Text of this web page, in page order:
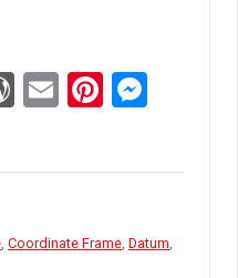
W
d
es
E
ail
Pi
er
t
se
g
, Coordinate Frame, Datum,